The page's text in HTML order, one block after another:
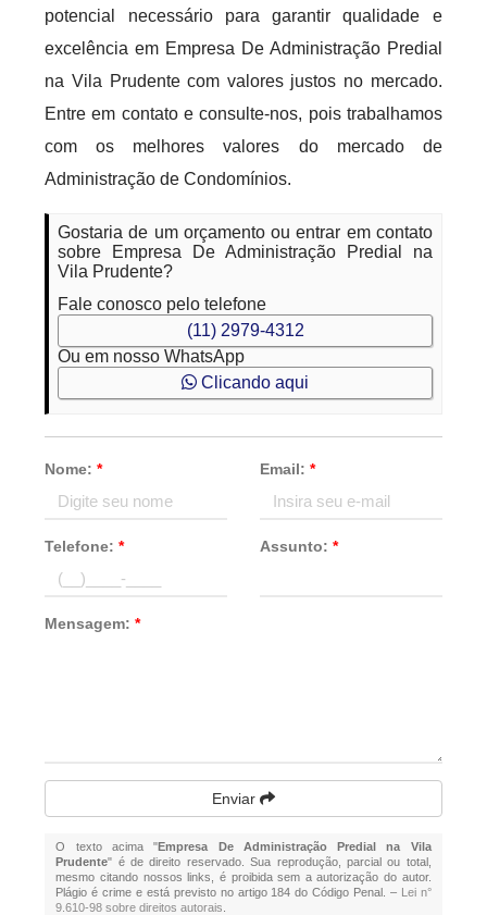
potencial necessário para garantir qualidade e
excelência em Empresa De Administração Predial
na Vila Prudente com valores justos no mercado.
Entre em contato e consulte-nos, pois trabalhamos
com os melhores valores do mercado de
Administração de Condomínios.
Gostaria de um orçamento ou entrar em contato
sobre Empresa De Administração Predial na
Vila Prudente?
Fale conosco pelo telefone
(11) 2979-4312
Ou em nosso WhatsApp
Clicando aqui
Nome:* Email: *
Telefone:* Assunto: *
Mensagem:*
Enviar
O texto acima "Empresa De Administração Predial na Vila
Prudente" é de direito reservado. Sua reprodução, parcial ou total,
mesmo citando nossos links, é proibida sem a autorização do autor.
Plágio é crime e está previsto no artigo 184 do Código Penal. – Lei n°
9.610-98 sobre direitos autorais